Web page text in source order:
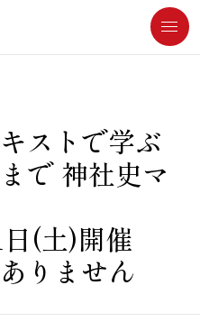
this directive]
ストで学ぶ
で 神社史マ
日(土)開催
りません